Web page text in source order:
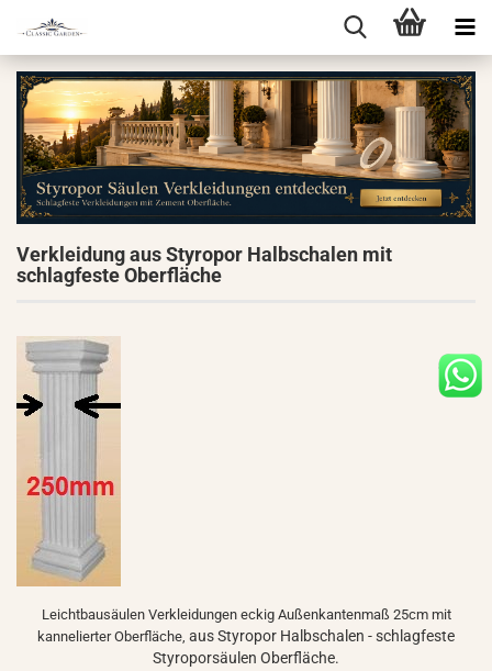
Verkleidung aus Styropor Halbschalen mit
schlagfeste Oberfläche
Leichtbausäulen Verkleidungen eckig Außenkantenmaß 25cm mit
kannelierter Oberfläche, aus Styropor Halbschalen - schlagfeste
Styroporsäulen Oberfläche.